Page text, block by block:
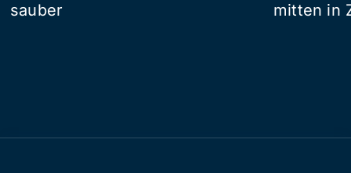
sauber
mitten in